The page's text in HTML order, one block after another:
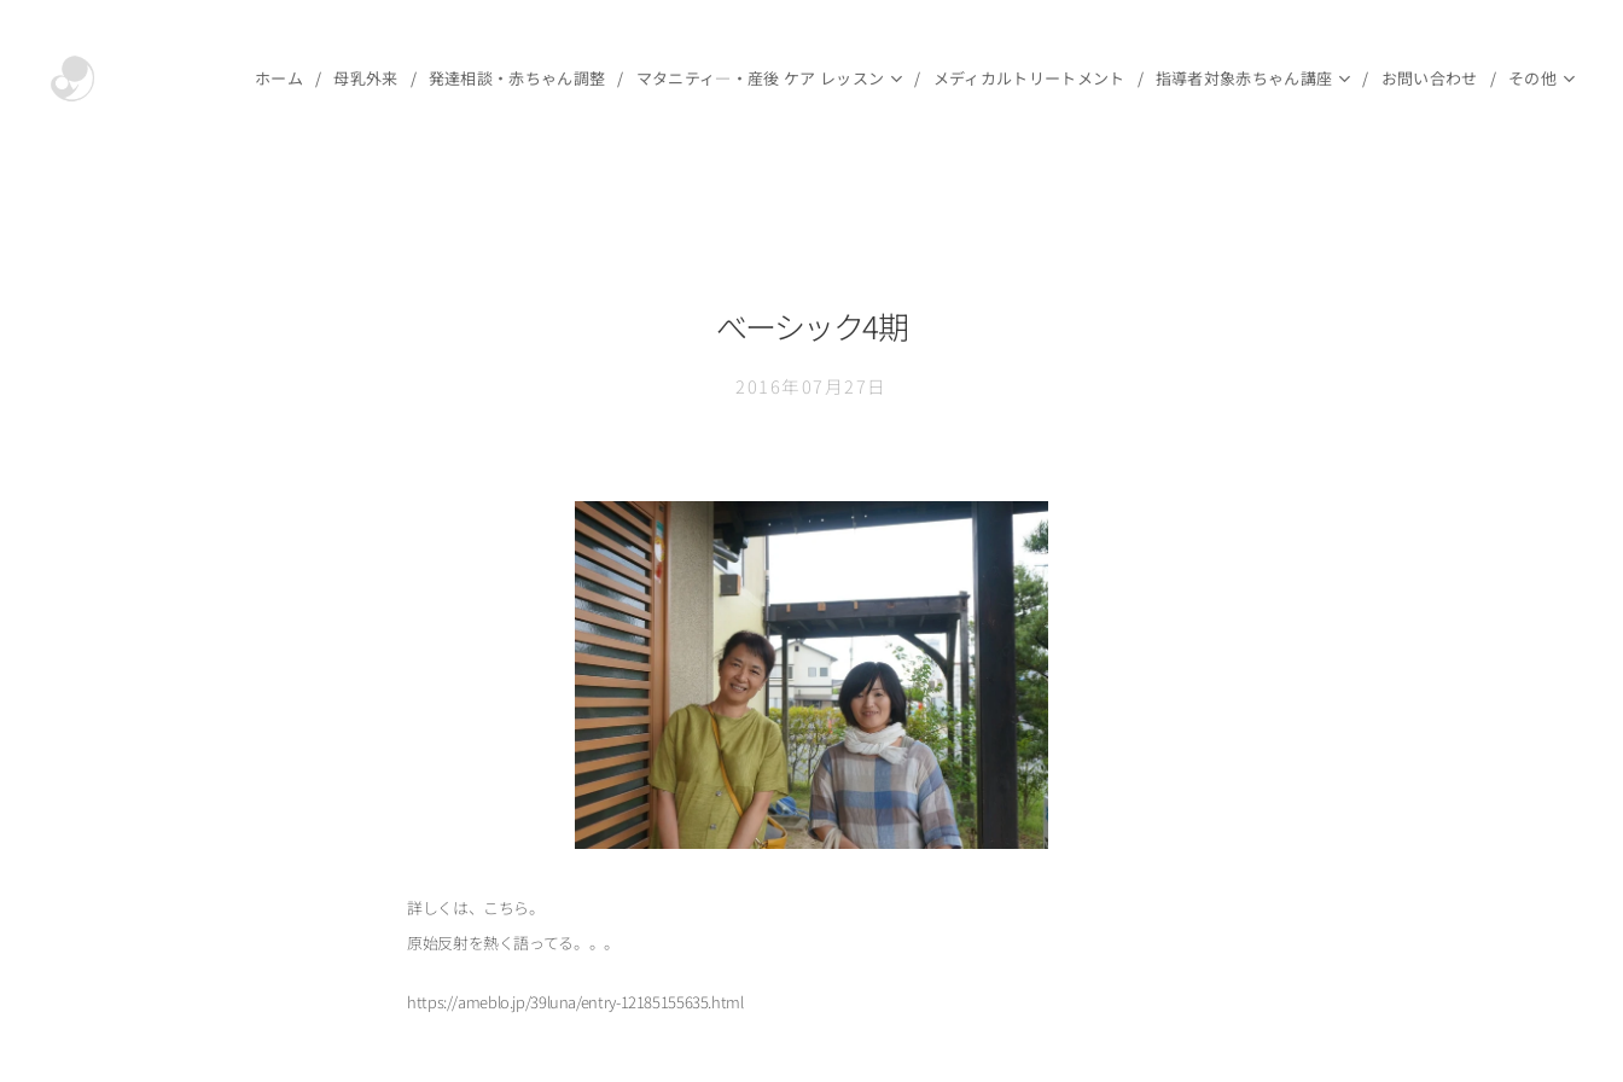
ホーム 母乳外来 発達相談・赤ちゃん調整 マタニティ―・産後 ケア レッスン メディカルトリートメント 指導者対象赤ちゃん講座 お問い合わせ その他
べーシック4期
2016年07月27日
詳しくは、こちら。
原始反射を熱く語ってる。。。
https://ameblo.jp/39luna/entry-12185155635.html